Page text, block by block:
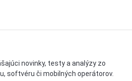
novinky, testy a analýzy zo
softvéru či mobilných operátorov.